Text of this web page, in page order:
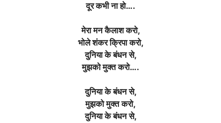
दूर कभी ना हो….
मेरा मन कैलाश करो,
भोले शंकर क्रिपा करो,
दुनिया के बंधन से,
मुझको मुक्त करो….
दुनिया के बंधन से,
मुझको मुक्त करो,
दुनिया के बंधन से,